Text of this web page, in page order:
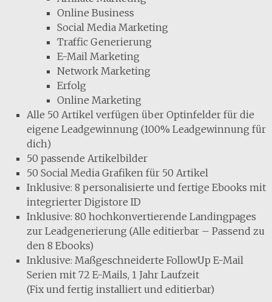
Online Business
Social Media Marketing
Traffic Generierung
E-Mail Marketing
Network Marketing
Erfolg
Online Marketing
Alle 50 Artikel verfügen über Optinfelder für die
eigene Leadgewinnung (100% Leadgewinnung für
dich)
50 passende Artikelbilder
50 Social Media Grafiken für 50 Artikel
Inklusive: 8 personalisierte und fertige Ebooks mit
integrierter Digistore ID
Inklusive: 80 hochkonvertierende Landingpages
zur Leadgenerierung (Alle editierbar – Passend zu
den 8 Ebooks)
Inklusive: Maßgeschneiderte FollowUp E-Mail
Serien mit 72 E-Mails, 1 Jahr Laufzeit
(Fix und fertig installiert und editierbar)